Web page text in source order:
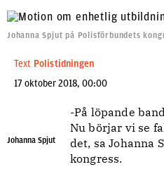
Johanna Spjut på Polisförbundets
Text Polistidningen
17 oktober 2018, 00:00
Johanna Spjut
-På löpande
Nu börjar vi se
det, sa Johanna
kongress.